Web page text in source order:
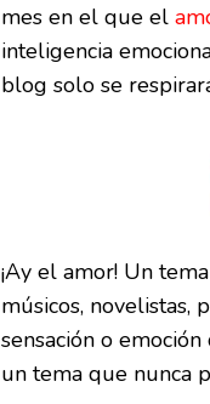
mes en el que el
inteligencia
blog solo se
¡Ay el amor! Un
músicos, novelistas,
sensación o
un tema que nunca